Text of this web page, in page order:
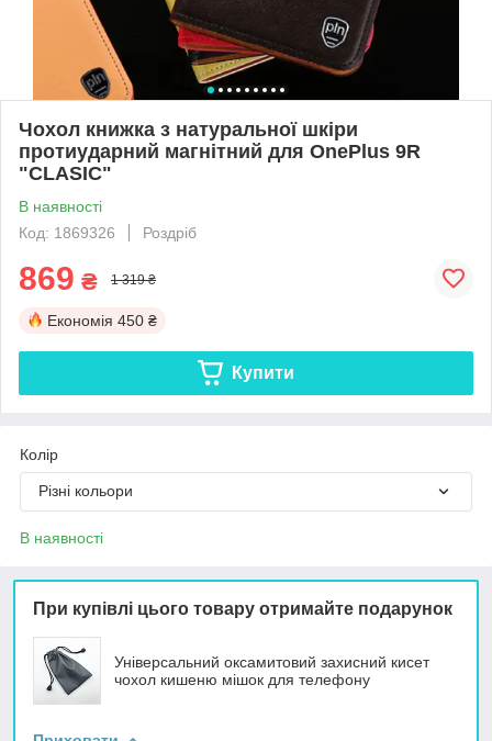
Чохол книжка з натуральної шкіри
протиударний магнітний для OnePlus 9R
"CLASIC"
В наявності
Код: 1869326
Роздріб
869 ₴ 1 319 ₴
Економія 450 ₴
Купити
Колір
Різні кольори
В наявності
При купівлі цього товару отримайте подарунок
Універсальний оксамитовий захисний кисет
чохол кишеню мішок для телефону